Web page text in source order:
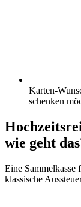
Karten-
schenken
wie geht
Eine Sammelkasse
klassische